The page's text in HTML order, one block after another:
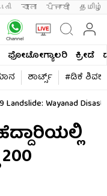
বাংলা ਪੰਜਾਬੀ தமிழ்
ಫೋಟೋಗ್ಯಾಲರಿ ಕ್ರೀಡೆ
ಶಾರ್ಟ್ಸ್​
#ಡಿಕೆ
Landslide: Wayanad